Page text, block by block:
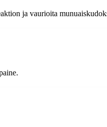
ja vaurioita